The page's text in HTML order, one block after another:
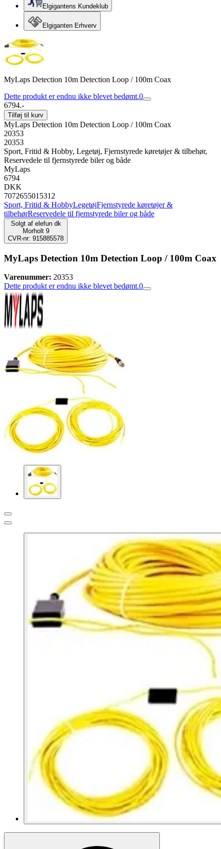
Elgigantens Kundeklub
Elgiganten Erhverv
MyLaps Detection 10m Detection Loop / 100m Coax
Dette produkt er endnu ikke blevet bedømt.0
6794.-
Tilføj til kurv
MyLaps Detection 10m Detection Loop / 100m Coax
20353
20353
Sport, Fritid & Hobby, Legetøj, Fjernstyrede køretøjer & tilbehør,
Reservedele til fjernstyrede biler og både
MyLaps
6794
DKK
7072655015312
Sport, Fritid & HobbyLegetøjFjernstyrede køretøjer &
tilbehørReservedele til fjernstyrede biler og både
Solgt af elefun dk
Morholt 9
CVR-nr: 915885578
MyLaps Detection 10m Detection Loop / 100m Coax
Varenummer: 20353
Dette produkt er endnu ikke blevet bedømt.0